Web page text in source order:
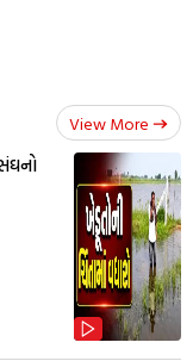
View More